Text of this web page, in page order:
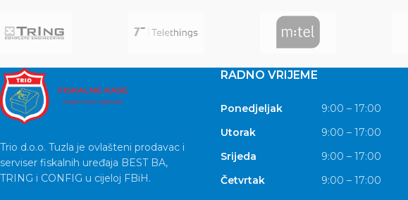
Trio d.o.o. Tuzla je ovlašteni prodavac i
serviser fiskalnih uređaja BEST BA,
TRING i CONFIG u cijeloj FBiH.
RADNO VRIJEME
Ponedjeljak
9:00 – 17:00
Utorak
9:00 – 17:00
Srijeda
9:00 – 17:00
Četvrtak
9:00 – 17:00